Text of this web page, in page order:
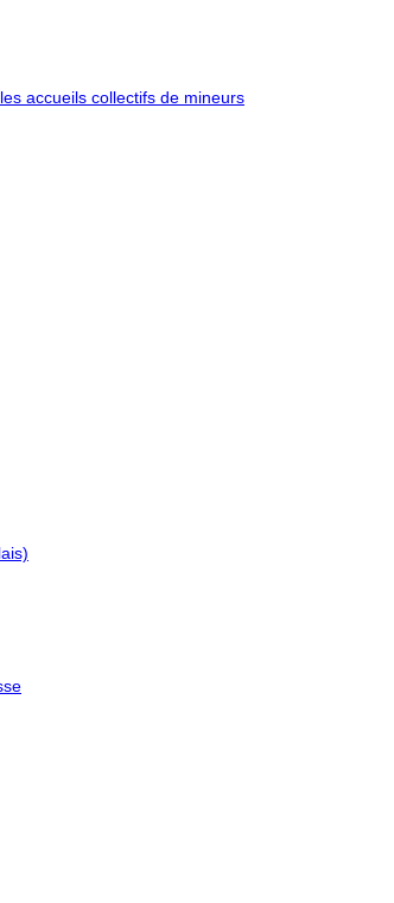
accueils collectifs de mineurs